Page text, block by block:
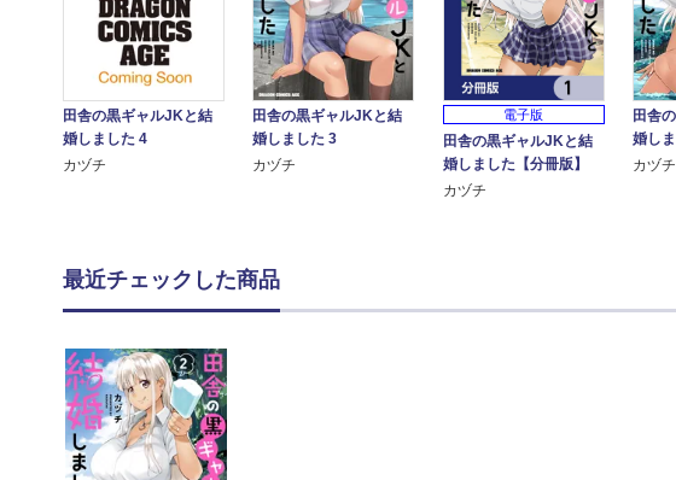
田舎の黒ギャルJKと結
婚しました 4
カヅチ
田舎の黒ギャルJKと結
婚しました 3
カヅチ
電子版
田舎の黒ギャルJKと結
婚しました【分冊版】
カヅチ
田舎
婚し
カヅチ
最近チェックした商品